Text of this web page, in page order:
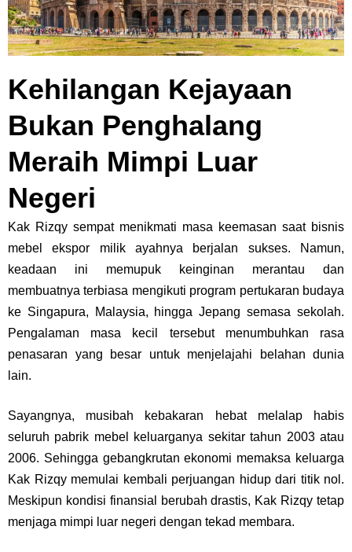
Kehilangan Kejayaan
Bukan Penghalang
Meraih Mimpi Luar
Negeri
Kak Rizqy sempat menikmati masa keemasan saat bisnis
mebel ekspor milik ayahnya berjalan sukses. Namun,
keadaan ini memupuk keinginan merantau dan
membuatnya terbiasa mengikuti program pertukaran budaya
ke Singapura, Malaysia, hingga Jepang semasa sekolah.
Pengalaman masa kecil tersebut menumbuhkan rasa
penasaran yang besar untuk menjelajahi belahan dunia
lain.
Sayangnya, musibah kebakaran hebat melalap habis
seluruh pabrik mebel keluarganya sekitar tahun 2003 atau
2006. Sehingga gebangkrutan ekonomi memaksa keluarga
Kak Rizqy memulai kembali perjuangan hidup dari titik nol.
Meskipun kondisi finansial berubah drastis, Kak Rizqy tetap
menjaga mimpi luar negeri dengan tekad membara.